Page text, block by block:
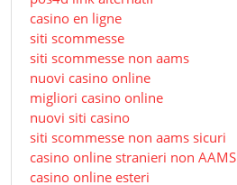
casino en ligne
siti scommesse
siti scommesse non aams
nuovi casino online
migliori casino online
nuovi siti casino
siti scommesse non aams sicuri
casino online stranieri non AAMS
casino online esteri